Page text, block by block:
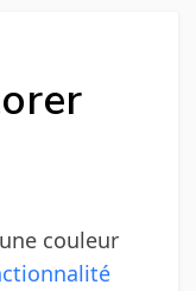
couleur